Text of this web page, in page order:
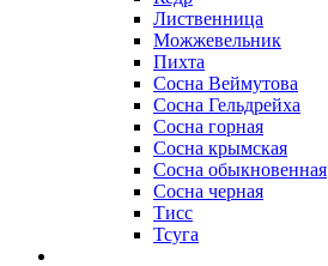
Лиственница
Можжевельник
Пихта
Сосна Веймутова
Сосна Гельдрейха
Сосна горная
Сосна крымская
Сосна обыкновенная
Сосна черная
Тисс
Тсуга